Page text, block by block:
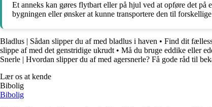
Et anneks kan gøres flytbart eller på hjul ved at opføre det
bygningen eller ønsker at kunne transportere den til forskellige
Bladlus | Sådan slipper du af med bladlus i haven • Find dit
slippe af med det genstridige ukrudt • Må du bruge eddike eller
Snerle | Hvordan slipper du af med agersnerle? Få gode råd til
Lær os at kende
Bibolig
Bibolig